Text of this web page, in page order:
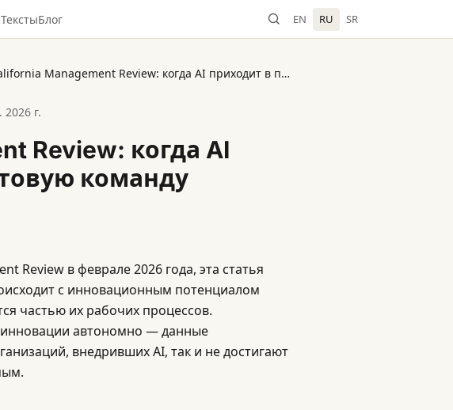
ТекстыБлог EN RU SR
California Management Review: когда AI приходит в продуктовую команду
г.
Review: когда AI
команду
Review в феврале 2026 года, эта статья
с инновационным потенциалом
частью их рабочих процессов.
автономно — данные
внедривших AI, так и не достигают